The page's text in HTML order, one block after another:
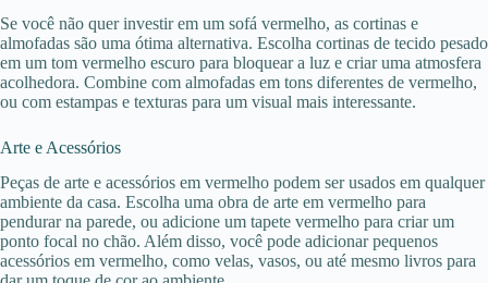
Se você não quer investir em um sofá vermelho, as cortinas e
almofadas são uma ótima alternativa. Escolha cortinas de tecido pesado
em um tom vermelho escuro para bloquear a luz e criar uma atmosfera
acolhedora. Combine com almofadas em tons diferentes de vermelho,
ou com estampas e texturas para um visual mais interessante.
Arte e Acessórios
Peças de arte e acessórios em vermelho podem ser usados em qualquer
ambiente da casa. Escolha uma obra de arte em vermelho para
pendurar na parede, ou adicione um tapete vermelho para criar um
ponto focal no chão. Além disso, você pode adicionar pequenos
acessórios em vermelho, como velas, vasos, ou até mesmo livros para